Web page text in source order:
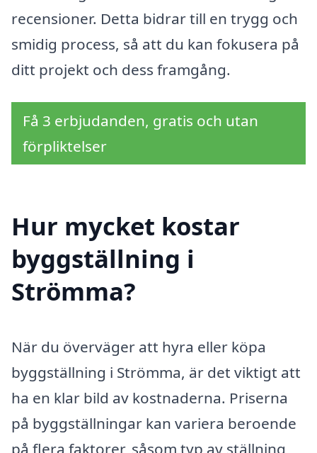
recensioner. Detta bidrar till en trygg och
smidig process, så att du kan fokusera på
ditt projekt och dess framgång.
Få 3 erbjudanden, gratis och utan
förpliktelser
Hur mycket kostar
byggställning i
Strömma?
När du överväger att hyra eller köpa
byggställning i Strömma, är det viktigt att
ha en klar bild av kostnaderna. Priserna
på byggställningar kan variera beroende
på flera faktorer, såsom typ av ställning,